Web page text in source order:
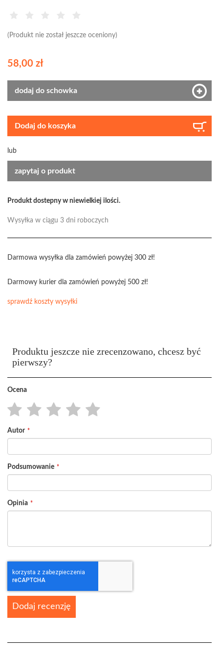
(Produkt nie został jeszcze oceniony)
58,00 zł
dodaj do schowka
Dodaj do koszyka
lub
zapytaj o produkt
Produkt dostepny w niewielkiej ilości.
Wysyłka w ciągu 3 dni roboczych
Darmowa wysyłka dla zamówień powyżej 300 zł!
Darmowy kurier dla zamówień powyżej 500 zł!
sprawdź koszty wysyłki
Produktu jeszcze nie zrecenzowano, chcesz być
pierwszy?
Ocena
star
stars
stars
stars
stars
Autor
Podsumowanie
Opinia
Dodaj recenzję